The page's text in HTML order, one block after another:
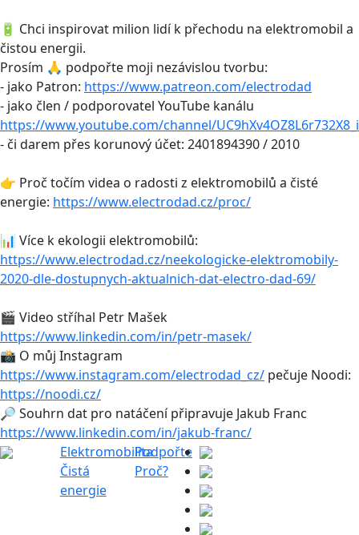
🔋 Chci inspirovat milion lidí k přechodu na elektromobil a
čistou energii.
Prosím 🙏 podpořte moji nezávislou tvorbu:
- jako Patron: https://www.patreon.com/electrodad
- jako člen / podporovatel YouTube kanálu
https://www.youtube.com/channel/
- či darem přes korunový účet: 2401894390 / 2010
👉 Proč točím videa o radosti z elektromobilů a čisté
energie: https://www.electrodad.cz/proc/
📊 Více k ekologii elektromobilů:
https://www.electrodad.cz/neekologicke-elektromobily-
2020-dle-dostupnych-aktualnich-dat-electro-dad-69/
🎬 Video stříhal Petr Mašek
https://www.linkedin.com/in/petr-masek/
📸 O můj Instagram
https://www.instagram.com/electrodad_cz/ pečuje Noodi:
https://noodi.cz/
🔎 Souhrn dat pro natáčení připravuje Jakub Franc
https://www.linkedin.com/in/jakub-franc/
Elektromobilita
Čistá
energie
Podpořte
Proč?